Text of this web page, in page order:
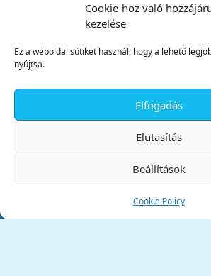
Cookie-hoz való
kezelése
Ez a weboldal sütiket használ, hogy a lehető
nyújtsa.
Elfogadás
Elutasítás
Beállítások
Cookie Policy
Tata Város